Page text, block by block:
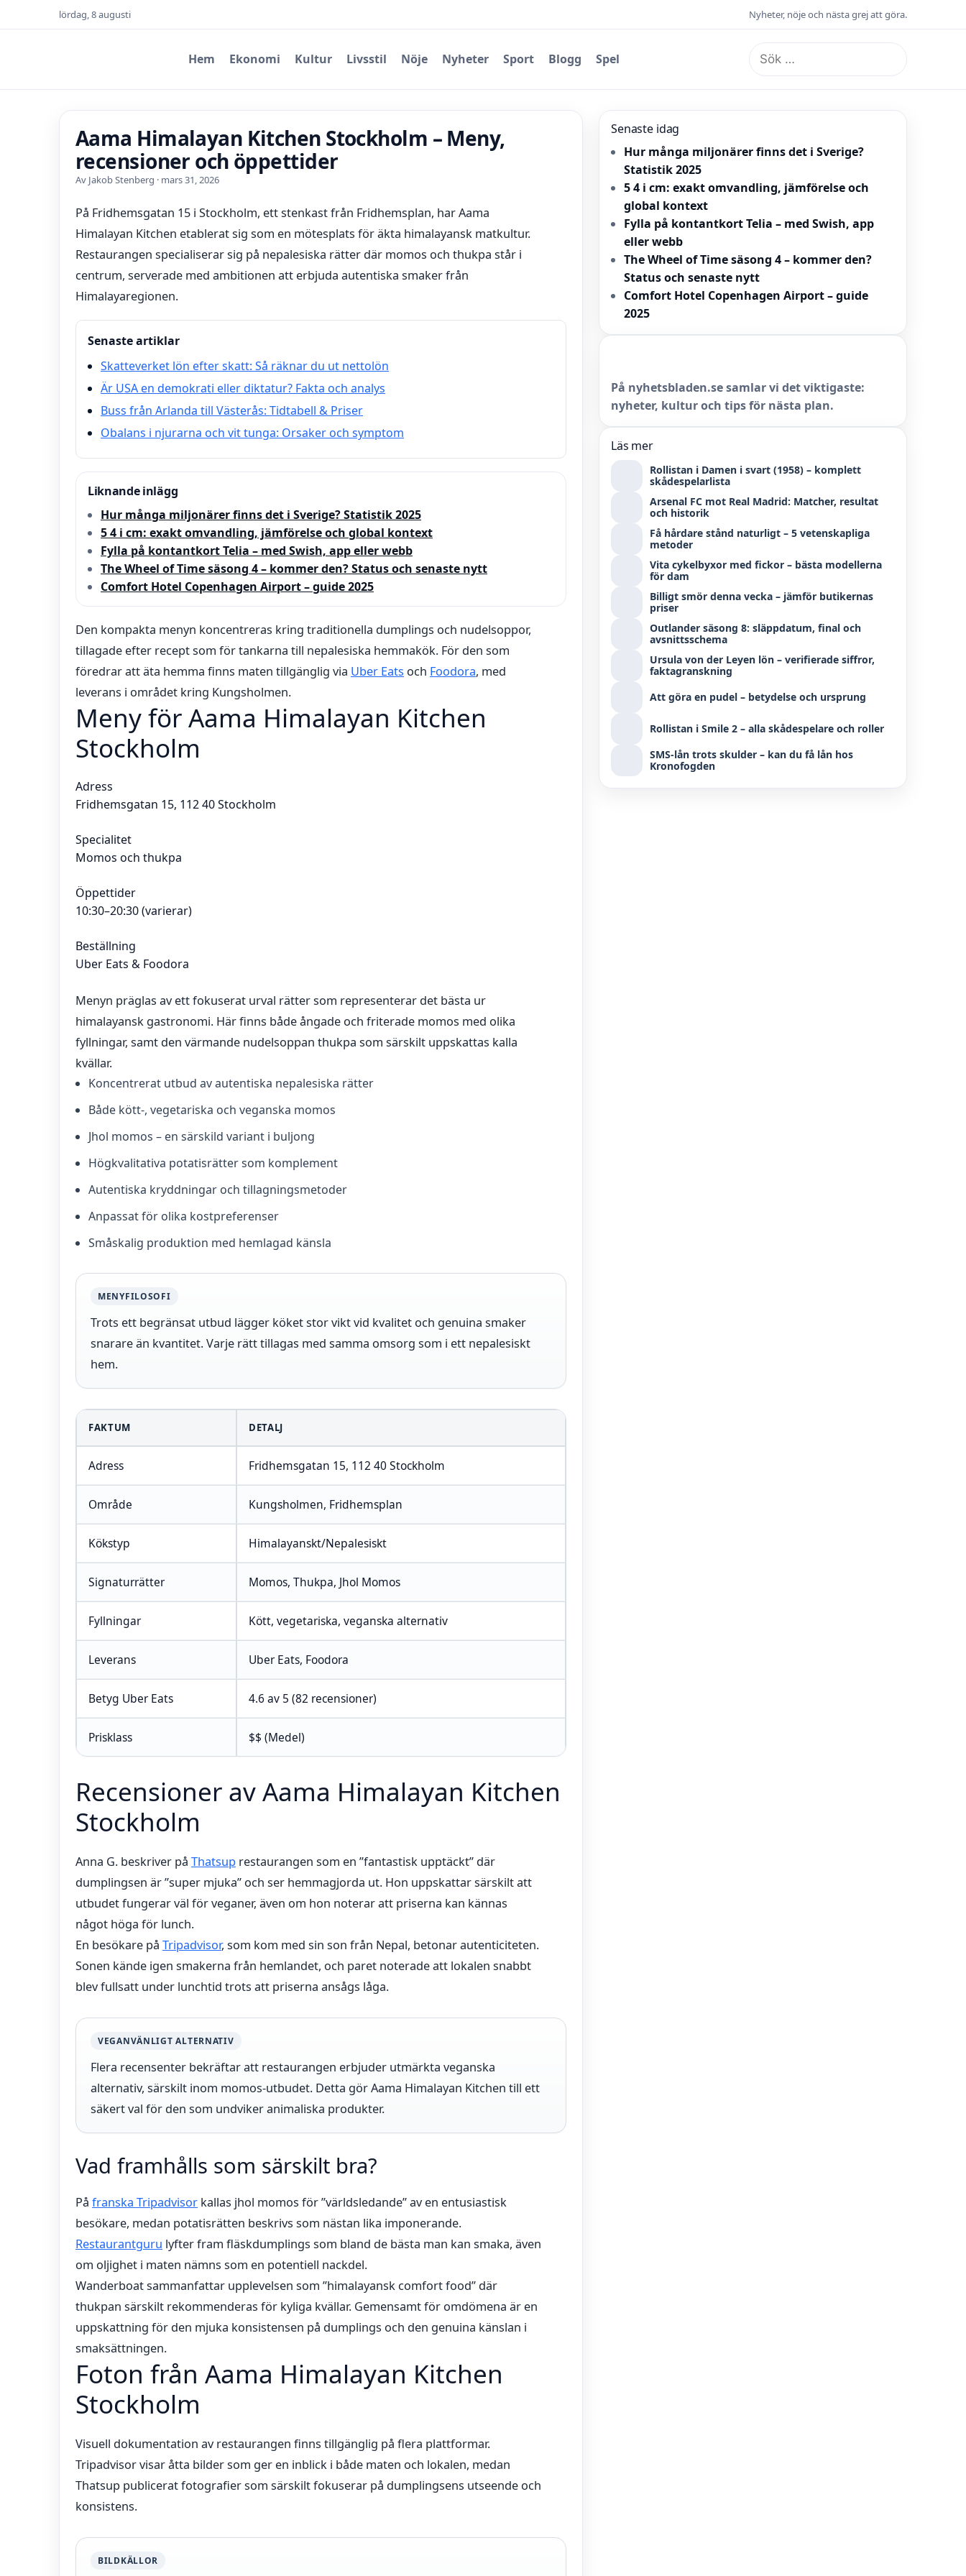
lördag, 8 augusti Nyheter, nöje och nästa grej att göra.
Hem Ekonomi Kultur Livsstil Nöje Nyheter Sport Blogg Spel
Sök
efter:
Aama Himalayan Kitchen Stockholm – Meny,
recensioner och öppettider
Av Jakob Stenberg · mars 31, 2026
På Fridhemsgatan 15 i Stockholm, ett stenkast från Fridhemsplan, har Aama
Himalayan Kitchen etablerat sig som en mötesplats för äkta himalayansk matkultur.
Restaurangen specialiserar sig på nepalesiska rätter där momos och thukpa står i
centrum, serverade med ambitionen att erbjuda autentiska smaker från
Himalayaregionen.
Senaste artiklar
Skatteverket lön efter skatt: Så räknar du ut nettolön
Är USA en demokrati eller diktatur? Fakta och analys
Buss från Arlanda till Västerås: Tidtabell & Priser
Obalans i njurarna och vit tunga: Orsaker och symptom
Liknande inlägg
Hur många miljonärer finns det i Sverige? Statistik 2025
5 4 i cm: exakt omvandling, jämförelse och global kontext
Fylla på kontantkort Telia – med Swish, app eller webb
The Wheel of Time säsong 4 – kommer den? Status och senaste nytt
Comfort Hotel Copenhagen Airport – guide 2025
Den kompakta menyn koncentreras kring traditionella dumplings och nudelsoppor,
tillagade efter recept som för tankarna till nepalesiska hemmakök. För den som
föredrar att äta hemma finns maten tillgänglig via Uber Eats och Foodora, med
leverans i området kring Kungsholmen.
Meny för Aama Himalayan Kitchen
Stockholm
Adress
Fridhemsgatan 15, 112 40 Stockholm
Specialitet
Momos och thukpa
Öppettider
10:30–20:30 (varierar)
Beställning
Uber Eats & Foodora
Menyn präglas av ett fokuserat urval rätter som representerar det bästa ur
himalayansk gastronomi. Här finns både ångade och friterade momos med olika
fyllningar, samt den värmande nudelsoppan thukpa som särskilt uppskattas kalla
kvällar.
Koncentrerat utbud av autentiska nepalesiska rätter
Både kött-, vegetariska och veganska momos
Jhol momos – en särskild variant i buljong
Högkvalitativa potatisrätter som komplement
Autentiska kryddningar och tillagningsmetoder
Anpassat för olika kostpreferenser
Småskalig produktion med hemlagad känsla
MENYFILOSOFI
Trots ett begränsat utbud lägger köket stor vikt vid kvalitet och genuina smaker
snarare än kvantitet. Varje rätt tillagas med samma omsorg som i ett nepalesiskt
hem.
FAKTUM DETALJ
Adress Fridhemsgatan 15, 112 40 Stockholm
Område Kungsholmen, Fridhemsplan
Kökstyp Himalayanskt/Nepalesiskt
Signaturrätter Momos, Thukpa, Jhol Momos
Fyllningar Kött, vegetariska, veganska alternativ
Leverans Uber Eats, Foodora
Betyg Uber Eats 4.6 av 5 (82 recensioner)
Prisklass $$ (Medel)
Recensioner av Aama Himalayan Kitchen
Stockholm
Anna G. beskriver på Thatsup restaurangen som en ”fantastisk upptäckt” där
dumplingsen är ”super mjuka” och ser hemmagjorda ut. Hon uppskattar särskilt att
utbudet fungerar väl för veganer, även om hon noterar att priserna kan kännas
något höga för lunch.
En besökare på Tripadvisor, som kom med sin son från Nepal, betonar autenticiteten.
Sonen kände igen smakerna från hemlandet, och paret noterade att lokalen snabbt
blev fullsatt under lunchtid trots att priserna ansågs låga.
VEGANVÄNLIGT ALTERNATIV
Flera recensenter bekräftar att restaurangen erbjuder utmärkta veganska
alternativ, särskilt inom momos-utbudet. Detta gör Aama Himalayan Kitchen till ett
säkert val för den som undviker animaliska produkter.
Vad framhålls som särskilt bra?
På franska Tripadvisor kallas jhol momos för ”världsledande” av en entusiastisk
besökare, medan potatisrätten beskrivs som nästan lika imponerande.
Restaurantguru lyfter fram fläskdumplings som bland de bästa man kan smaka, även
om oljighet i maten nämns som en potentiell nackdel.
Wanderboat sammanfattar upplevelsen som ”himalayansk comfort food” där
thukpan särskilt rekommenderas för kyliga kvällar. Gemensamt för omdömena är en
uppskattning för den mjuka konsistensen på dumplings och den genuina känslan i
smaksättningen.
Foton från Aama Himalayan Kitchen
Stockholm
Visuell dokumentation av restaurangen finns tillgänglig på flera plattformar.
Tripadvisor visar åtta bilder som ger en inblick i både maten och lokalen, medan
Thatsup publicerat fotografier som särskilt fokuserar på dumplingsens utseende och
konsistens.
BILDKÄLLOR
Senaste idag
Hur många miljonärer finns det i Sverige?
Statistik 2025
5 4 i cm: exakt omvandling, jämförelse och
global kontext
Fylla på kontantkort Telia – med Swish, app
eller webb
The Wheel of Time säsong 4 – kommer den?
Status och senaste nytt
Comfort Hotel Copenhagen Airport – guide
2025
På nyhetsbladen.se samlar vi det viktigaste:
nyheter, kultur och tips för nästa plan.
Läs mer
Rollistan i Damen i svart (1958) – komplett
skådespelarlista
Arsenal FC mot Real Madrid: Matcher, resultat
och historik
Få hårdare stånd naturligt – 5 vetenskapliga
metoder
Vita cykelbyxor med fickor – bästa modellerna
för dam
Billigt smör denna vecka – jämför butikernas
priser
Outlander säsong 8: släppdatum, final och
avsnittsschema
Ursula von der Leyen lön – verifierade siffror,
faktagranskning
Att göra en pudel – betydelse och ursprung
Rollistan i Smile 2 – alla skådespelare och roller
SMS-lån trots skulder – kan du få lån hos
Kronofogden